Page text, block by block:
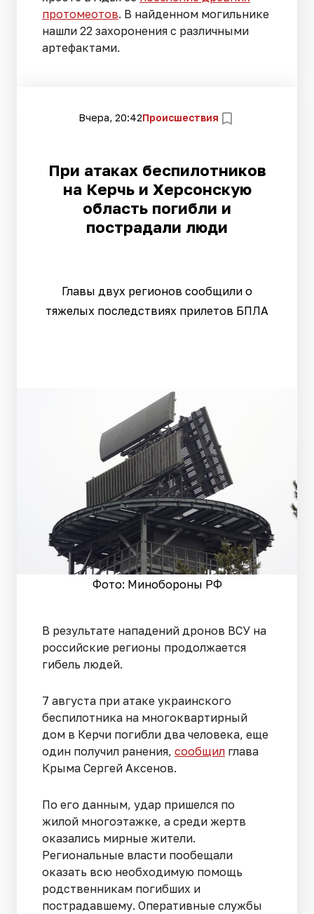
протомеотов. В найденном могильнике
нашли 22 захоронения с различными
артефактами.
Вчера, 20:42Происшествия
При атаках беспилотников
на Керчь и Херсонскую
область погибли и
пострадали люди
Главы двух регионов сообщили о
тяжелых последствиях прилетов БПЛА
Фото: Минобороны РФ
В результате нападений дронов ВСУ на
российские регионы продолжается
гибель людей.
7 августа при атаке украинского
беспилотника на многоквартирный
дом в Керчи погибли два человека, еще
один получил ранения, сообщил глава
Крыма Сергей Аксенов.
По его данным, удар пришелся по
жилой многоэтажке, а среди жертв
оказались мирные жители.
Региональные власти пообещали
оказать всю необходимую помощь
родственникам погибших и
пострадавшему. Оперативные службы